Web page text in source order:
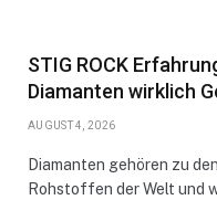
STIG ROCK
Diamanten wirklich
AUGUST 4, 2026
Diamanten gehören zu
Rohstoffen der Welt und